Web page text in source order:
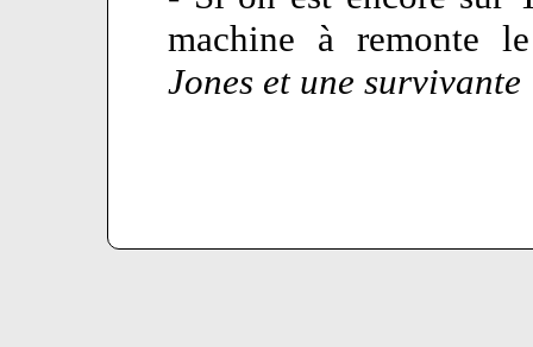
machine à remonte
Jones et une survivante